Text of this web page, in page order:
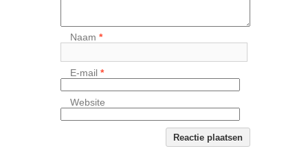
Naam*
E-mail*
Website